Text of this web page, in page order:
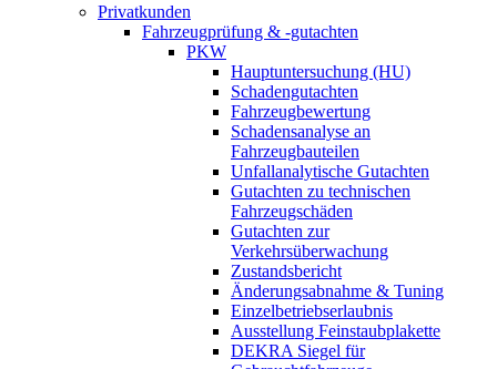
Privatkunden
Fahrzeugprüfung & -gutachten
PKW
Hauptuntersuchung (HU)
Schadengutachten
Fahrzeugbewertung
Schadensanalyse an
Fahrzeugbauteilen
Unfallanalytische Gutachten
Gutachten zu technischen
Fahrzeugschäden
Gutachten zur
Verkehrsüberwachung
Zustandsbericht
Änderungsabnahme & Tuning
Einzelbetriebserlaubnis
Ausstellung Feinstaubplakette
DEKRA Siegel für